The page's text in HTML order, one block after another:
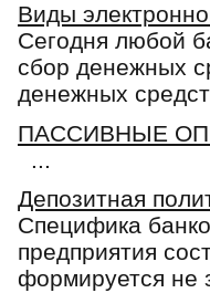
Виды
Сегодня любой
сбор денежных
денежных
ПАССИВНЫЕ
...
Депозитная
Специфика
предприятия
формируется не